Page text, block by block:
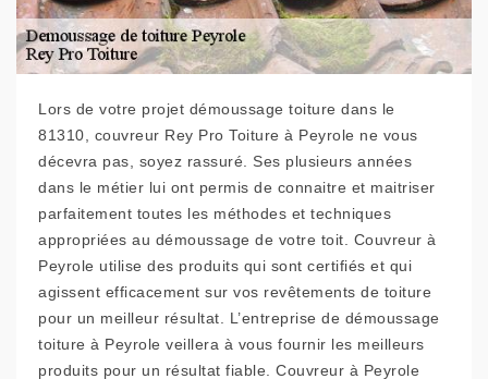
Lors de votre projet démoussage toiture dans le
81310, couvreur Rey Pro Toiture à Peyrole ne vous
décevra pas, soyez rassuré. Ses plusieurs années
dans le métier lui ont permis de connaitre et maitriser
parfaitement toutes les méthodes et techniques
appropriées au démoussage de votre toit. Couvreur à
Peyrole utilise des produits qui sont certifiés et qui
agissent efficacement sur vos revêtements de toiture
pour un meilleur résultat. L’entreprise de démoussage
toiture à Peyrole veillera à vous fournir les meilleurs
produits pour un résultat fiable. Couvreur à Peyrole